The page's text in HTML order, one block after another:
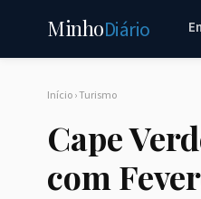
MinhoDiário
Início›Turismo
Cape
com